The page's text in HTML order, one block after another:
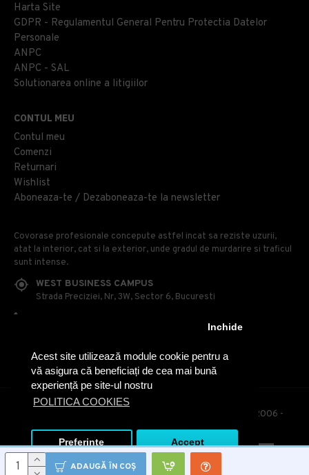
Acest site utilizează module cookie pentru a
vă asigura că beneficiați de cea mai bună
experiență pe site-ul nostru
POLITICA COOKIES
Inchide
Preferinte Accept
ADAUGĂ ÎN COŞ
Harta Site
GDPR - Regulamentul General Pentru Protectia Datelor
Personale
ANPC
ANPC - SAL
Solutionarea online a litigiilor
CONTUL MEU
Contul meu
Comenzi
Returnari
Wishlist
Aboneaza-te / Dezaboneaza-te la newsletter
Covorase profesionale concepute astfel incat sa reziste uzurii,
atat la interior, cat si la exterior, unde gradul de murdarire si traficul
sunt intense.
WEST BUSINESS CAMPUS
Strada Preciziei, Nr, 3W, Sector 6, Bucuresti
OFFICE@COVOARE-PROFESIONALE.RO
© Covoare Profesionale - Toate drepturile rezervate. 2006 -